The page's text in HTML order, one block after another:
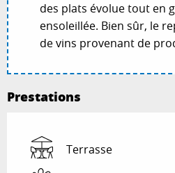
des plats évolue tout en
ensoleillée. Bien sûr, le
de vins provenant de
Prestations
Terrasse